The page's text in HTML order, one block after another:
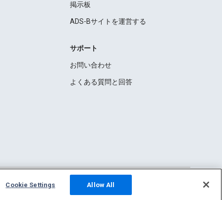
掲示板
ADS-Bサイトを運営する
サポート
お問い合わせ
よくある質問と回答
Cookie Settings Allow All